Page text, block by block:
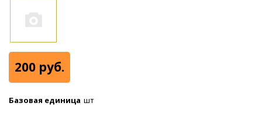
200 руб.
Базовая единица шт